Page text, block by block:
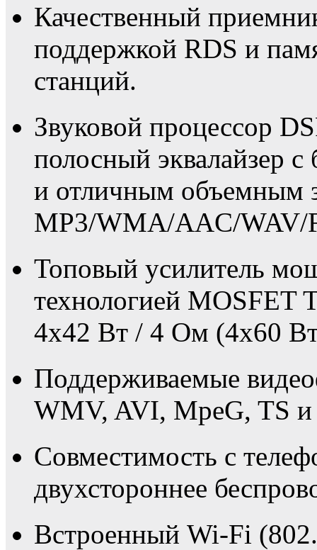
Качественный
поддержкой RDS и
станций.
Звуковой процессор
полосный эквалайзер
и отличным объемным
MP3/WMA/AAC/WAV/
Топовый усилитель
технологией MOSFET
4x42 Вт / 4 Ом (4х60
Поддерживаемые
WMV, AVI, MpeG, TS и
Совместимость с
двухстороннее
Встроенный Wi-Fi